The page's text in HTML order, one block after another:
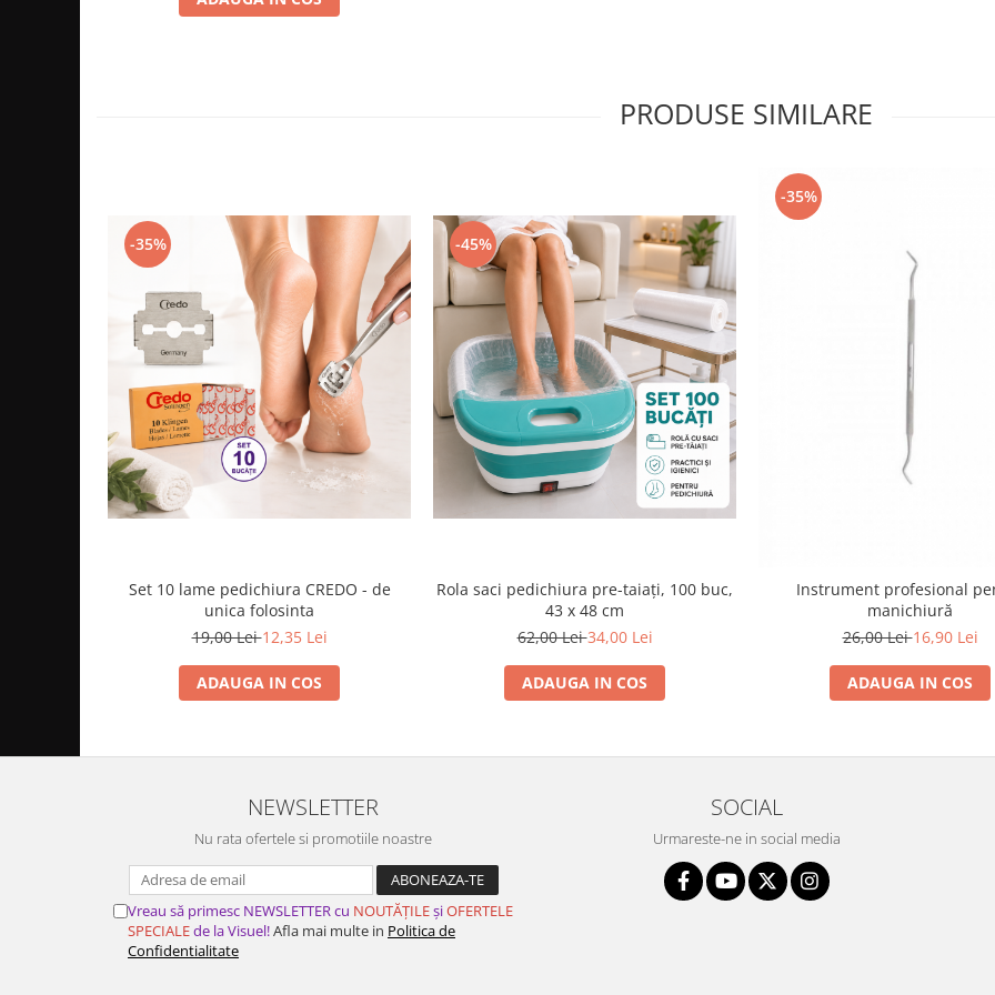
PRODUSE SIMILARE
-35%
Set 10 lame pedichiura CREDO - de
unica folosinta
19,00 Lei12,35 Lei
ADAUGA IN COS
-45%
Rola saci pedichiura pre-taiați, 100 buc,
43 x 48 cm
62,00 Lei34,00 Lei
ADAUGA IN COS
-35%
Instrument profesional
manichiură
26,00 Lei16,90 Lei
ADAUGA IN COS
NEWSLETTER
Nu rata ofertele si promotiile noastre
Vreau să primesc NEWSLETTER cu NOUTĂȚILEșiOFERTELE
SPECIALEde la Visuel!Afla mai multe in Politica de
Confidentialitate
SOCIAL
Urmareste-ne in social media